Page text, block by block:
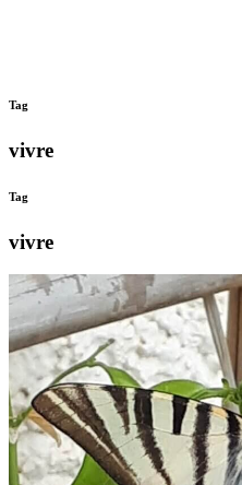
Tag
vivre
Tag
vivre